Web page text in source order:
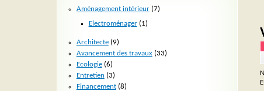
Aménagement intérieur(7)
Electroménager(1)
Architecte(9)
Avancement des travaux(33)
Ecologie(6)
Entretien (3)
Financement(8)